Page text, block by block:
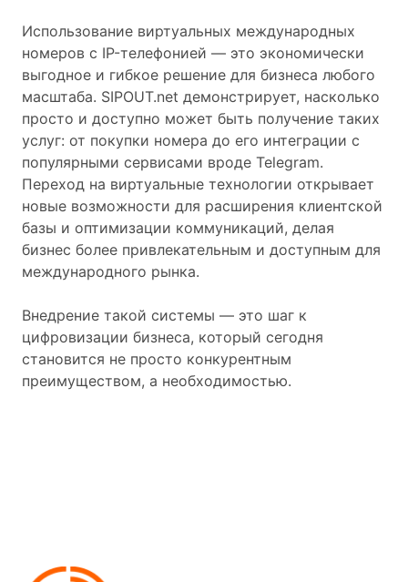
Использование виртуальных международных
номеров с IP-телефонией — это экономически
выгодное и гибкое решение для бизнеса любого
масштаба. SIPOUT.net демонстрирует, насколько
просто и доступно может быть получение таких
услуг: от покупки номера до его интеграции с
популярными сервисами вроде Telegram.
Переход на виртуальные технологии открывает
новые возможности для расширения клиентской
базы и оптимизации коммуникаций, делая
бизнес более привлекательным и доступным для
международного рынка.
Внедрение такой системы — это шаг к
цифровизации бизнеса, который сегодня
становится не просто конкурентным
преимуществом, а необходимостью.